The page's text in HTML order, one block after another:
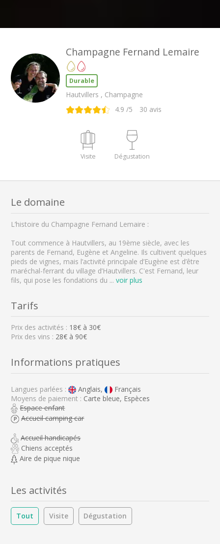
Champagne Fernand Lemaire
Durable
Hautvillers , Champagne
4.9 /5 30 avis
Visite Dégustation
Le domaine
L’histoire du Champagne Fernand Lemaire :
Tout commence à Hautvillers, au 19ème siècle, avec les
parents de Fernand, Eugène et Angeline. Ils cultivent quelques
pieds de vignes, mais l’activité principale d’Eugène est d’être
maréchal-ferrant du village d’Hautvillers. C'est Fernand, leur
fils, qui pose les fondations du ... voir plus
Tarifs
Prix des activités : 18€ à 30€
Prix des vins : 28€ à 90€
Informations pratiques
Langues parlées : Anglais,
Français
Moyens de paiement : Carte bleue, Espèces
Espace enfant
Accueil camping car
Accueil handicapés
Chiens acceptés
Aire de pique nique
Les activités
Tout Visite Dégustation